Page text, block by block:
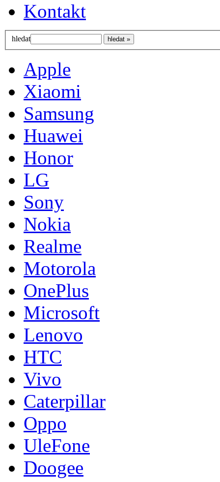
Kontakt
hledat
Apple
Xiaomi
Samsung
Huawei
Honor
LG
Sony
Nokia
Realme
Motorola
OnePlus
Microsoft
Lenovo
HTC
Vivo
Caterpillar
Oppo
UleFone
Doogee